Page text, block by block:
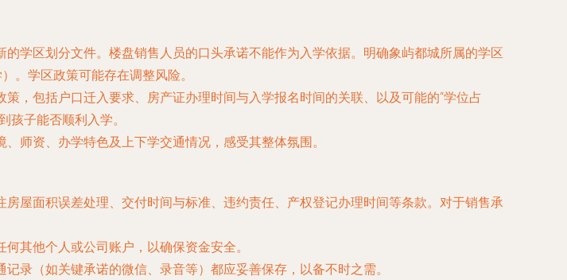
学区划分文件。楼盘销售人员的口头承诺不能作为入学依据。明确象屿都城所属的学区
。学区政策可能存在调整风险。
，包括户口迁入要求、房产证办理时间与入学报名时间的关联、以及可能的“学位占
孩子能否顺利入学。
师资、办学特色及上下学交通情况，感受其整体氛围。
屋面积误差处理、交付时间与标准、违约责任、产权登记办理时间等条款。对于销售承
其他个人或公司账户，以确保资金安全。
录（如关键承诺的微信、录音等）都应妥善保存，以备不时之需。